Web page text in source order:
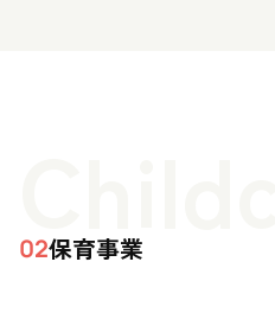
02保育事業